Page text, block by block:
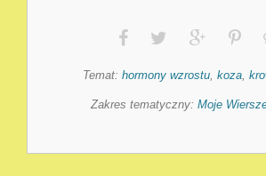
Temat: hormony wzrostu, koza,
Zakres tematyczny: Moje